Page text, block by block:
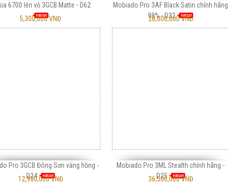
6700 lên vỏ 3GCB Matte - D62
5,300,000 VNĐ
Mobiado Pro 3AF Black Satin chính hãng
99% - D32
28,000,000 VNĐ
Pro 3GCB Đông Sơn vàng hồng -
D24
12,900,000 VNĐ
Mobiado Pro 3ML Stealth chính hãng -
D25
36,500,000 VNĐ